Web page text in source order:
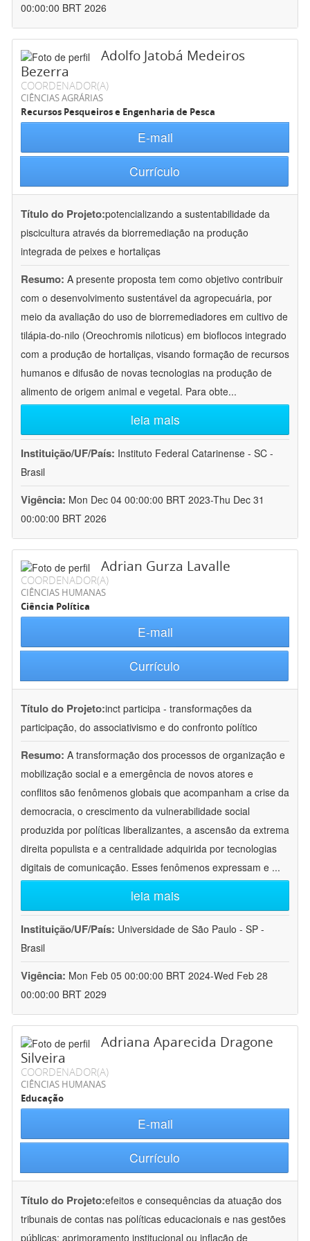
00:00:00 BRT 2026
Adolfo Jatobá Medeiros
Bezerra
COORDENADOR(A)
CIÊNCIAS AGRÁRIAS
Recursos Pesqueiros e Engenharia de Pesca
E-mail
Currículo
Título do Projeto:potencializando a sustentabilidade da
piscicultura através da biorremediação na produção
integrada de peixes e hortaliças
Resumo: A presente proposta tem como objetivo contribuir
com o desenvolvimento sustentável da agropecuária, por
meio da avaliação do uso de biorremediadores em cultivo de
tilápia-do-nilo (Oreochromis niloticus) em bioflocos integrado
com a produção de hortaliças, visando formação de recursos
humanos e difusão de novas tecnologias na produção de
alimento de origem animal e vegetal. Para obte...
leia mais
Instituição/UF/País: Instituto Federal Catarinense - SC -
Brasil
Vigência: Mon Dec 04 00:00:00 BRT 2023-Thu Dec 31
00:00:00 BRT 2026
Adrian Gurza Lavalle
COORDENADOR(A)
CIÊNCIAS HUMANAS
Ciência Política
E-mail
Currículo
Título do Projeto:inct participa - transformações da
participação, do associativismo e do confronto político
Resumo: A transformação dos processos de organização e
mobilização social e a emergência de novos atores e
conflitos são fenômenos globais que acompanham a crise da
democracia, o crescimento da vulnerabilidade social
produzida por políticas liberalizantes, a ascensão da extrema
direita populista e a centralidade adquirida por tecnologias
digitais de comunicação. Esses fenômenos expressam e ...
leia mais
Instituição/UF/País: Universidade de São Paulo - SP -
Brasil
Vigência: Mon Feb 05 00:00:00 BRT 2024-Wed Feb 28
00:00:00 BRT 2029
Adriana Aparecida Dragone
Silveira
COORDENADOR(A)
CIÊNCIAS HUMANAS
Educação
E-mail
Currículo
Título do Projeto:efeitos e consequências da atuação dos
tribunais de contas nas políticas educacionais e nas gestões
públicas: aprimoramento institucional ou inflação de